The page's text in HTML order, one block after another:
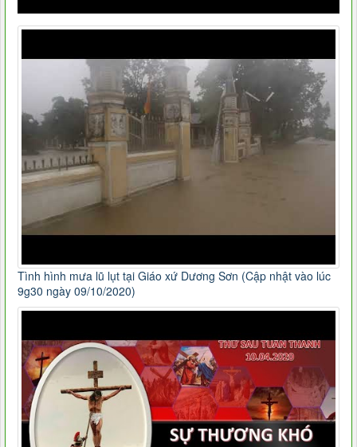
Tình hình mưa lũ lụt tại Giáo xứ Dương Sơn (Cập nhật vào lúc
9g30 ngày 09/10/2020)